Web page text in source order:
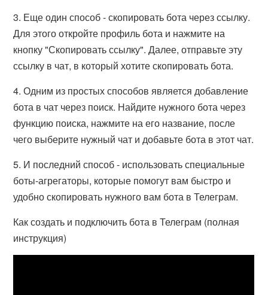
3. Еще один способ - скопировать бота через ссылку.
Для этого откройте профиль бота и нажмите на
кнопку "Скопировать ссылку". Далее, отправьте эту
ссылку в чат, в который хотите скопировать бота.
4. Одним из простых способов является добавление
бота в чат через поиск. Найдите нужного бота через
функцию поиска, нажмите на его название, после
чего выберите нужный чат и добавьте бота в этот чат.
5. И последний способ - использовать специальные
боты-агрегаторы, которые помогут вам быстро и
удобно скопировать нужного вам бота в Телеграм.
Как создать и подключить бота в Телеграм (полная
инструкция)